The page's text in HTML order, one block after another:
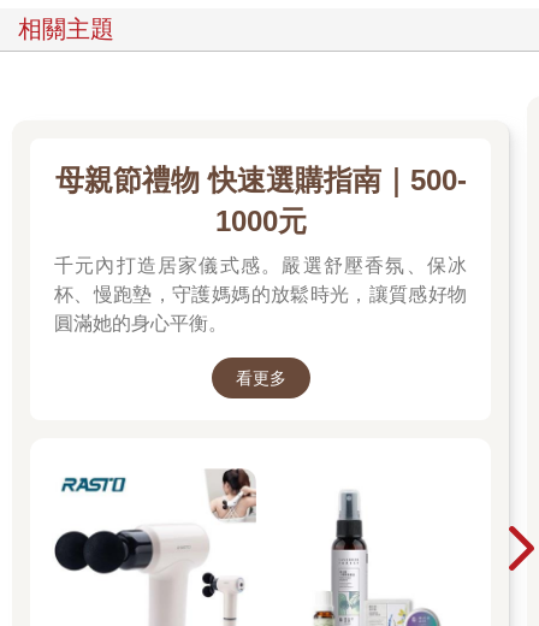
相關主題
母親節禮物 快速選購指南｜500-
1000元
千元內打造居家儀式感。嚴選舒壓香氛、保冰
杯、慢跑墊，守護媽媽的放鬆時光，讓質感好物
圓滿她的身心平衡。
看更多